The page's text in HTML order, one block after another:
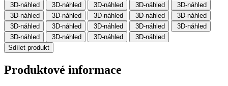
3D-náhled 3D-náhled 3D-náhled 3D-náhled
3D-náhled
3D-náhled
3D-náhled 3D-náhled 3D-náhled
3D-náhled
3D-náhled
3D-náhled 3D-náhled 3D-náhled
3D-náhled
3D-náhled
3D-náhled 3D-náhled
3D-náhled
Sdílet produkt
Produktové informace